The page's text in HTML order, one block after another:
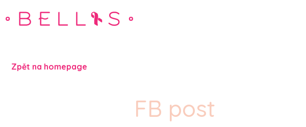
Zpět na homepage
FB post